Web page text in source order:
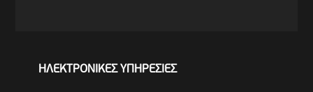
ΗΛΕΚΤΡΟΝΙΚΕΣ ΥΠΗΡΕΣΙΕΣ